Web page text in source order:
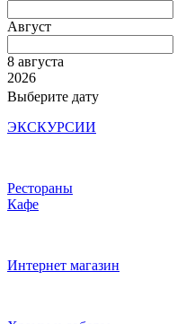
Август
8 августа
2026
Выберите дату
ЭКСКУРСИИ
Рестораны
Кафе
Интернет магазин